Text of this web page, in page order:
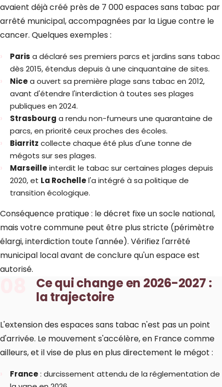
avaient déjà créé près de 7 000 espaces sans tabac par
arrêté municipal, accompagnées par la Ligue contre le
cancer. Quelques exemples :
Paris a déclaré ses premiers parcs et jardins sans tabac
dès 2015, étendus depuis à une cinquantaine de sites.
Nicea ouvert sa première plage sans tabac en 2012,
avant d'étendre l'interdiction à toutes ses plages
publiques en 2024.
Strasbourg a rendu non-fumeurs une quarantaine de
parcs, en priorité ceux proches des écoles.
Biarritz collecte chaque été plus d'une tonne de
mégots sur ses plages.
Marseilleinterdit le tabac sur certaines plages depuis
2020, et La Rochellel'a intégré à sa politique de
transition écologique.
Conséquence pratique : le décret fixe un socle national,
mais votre commune peut être plus stricte (périmètre
élargi, interdiction toute l'année). Vérifiez l'arrêté
municipal local avant de conclure qu'un espace est
autorisé.
Ce qui change en 2026-2027 :
la trajectoire
L'extension des espaces sans tabac n'est pas un point
d'arrivée. Le mouvement s'accélère, en France comme
ailleurs, et il vise de plus en plus directement le mégot :
France: durcissement attendu de la réglementation de